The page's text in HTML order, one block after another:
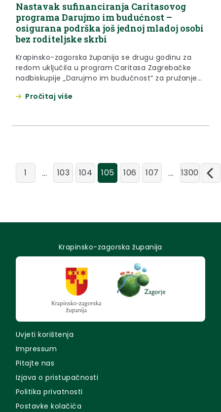
Nastavak sufinanciranja Caritasovog
programa Darujmo im budućnost –
osigurana podrška još jednoj mladoj osobi
bez roditeljske skrbi
Krapinsko-zagorska županija se drugu godinu za
redom uključila u program Caritasa Zagrebačke
nadbiskupije „Darujmo im budućnost“ za pružanje
Ugovor o županijskom sufinanciranju ovog
Pročitaj više
1 ... 103 104 105 106 107 ... 1300
Krapinsko-zagorska županija
Uvjeti korištenja
Impressum
Pitajte nas
Izjava o pristupačnosti
Politika privatnosti
Postavke kolačića